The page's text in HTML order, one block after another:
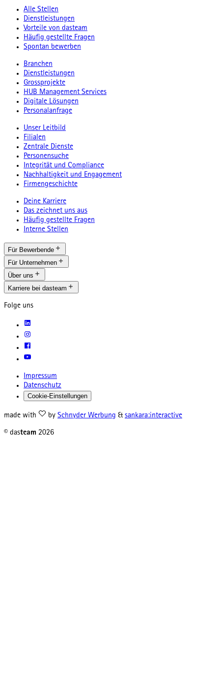
Alle Stellen
Dienstleistungen
Vorteile von dasteam
Häufig gestellte Fragen
Spontan bewerben
Branchen
Dienstleistungen
Grossprojekte
HUB Management Services
Digitale Lösungen
Personalanfrage
Unser Leitbild
Filialen
Zentrale Dienste
Personensuche
Integrität und Compliance
Nachhaltigkeit und Engagement
Firmengeschichte
Deine Karriere
Das zeichnet uns aus
Häufig gestellte Fragen
Interne Stellen
Für Bewerbende
Für Unternehmen
Über uns
Karriere bei dasteam
Folge uns
Impressum
Datenschutz
Cookie-Einstellungen
made with by Schnyder Werbung & sankara:interactive
© dasteam 2026